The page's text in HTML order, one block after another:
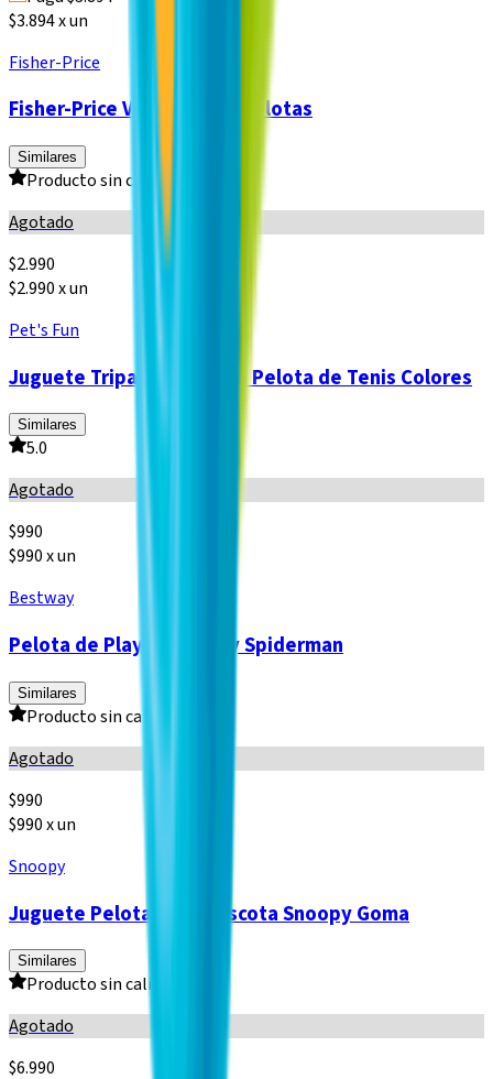
$3.894 x un
Fisher-Price
Fisher-Price Vehículo con Pelotas
Similares
Producto sin calificar
Agotado
$2.990
$2.990 x un
Pet's Fun
Juguete Tripack Pet's Fun Pelota de Tenis Colores
Similares
5.0
Agotado
$990
$990 x un
Bestway
Pelota de Playa Bestway Spiderman
Similares
Producto sin calificar
Agotado
$990
$990 x un
Snoopy
Juguete Pelota para Mascota Snoopy Goma
Similares
Producto sin calificar
Agotado
$6.990